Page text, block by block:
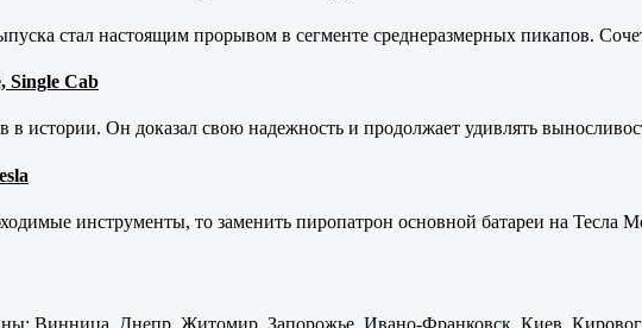
стал настоящим прорывом в сегменте среднеразмерных пикапов.
Single Cab
истории. Он доказал свою надежность и продолжает удивлять
инструменты, то заменить пиропатрон основной батареи на Тесла
Винница, Днепр, Житомир, Запорожье, Ивано-Франковск, Киев,